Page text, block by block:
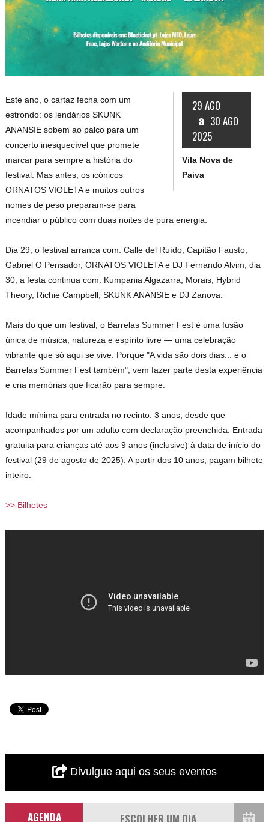
29 AGO
a 30 AGO
2025
Vila Nova de
Paiva
Este ano, o cartaz fecha com um
estrondo: os lendários SKUNK
ANANSIE sobem ao palco para um
concerto inesquecível que promete
marcar para sempre a história do
festival. Mas antes, os icónicos
ORNATOS VIOLETA e muitos outros
nomes de peso preparam-se para
incendiar o público com duas noites de pura energia.
Dia 29, o festival arranca com: Calle del Ruído, Capitão Fausto,
Gabriel O Pensador, ORNATOS VIOLETA e DJ Fernando Alvim; dia
30, a festa continua com: Kumpania Algazarra, Morais, Hybrid
Theory, Richie Campbell, SKUNK ANANSIE e DJ Zanova.
Mais do que um festival, o Barrelas Summer Fest é uma fusão
única de música, natureza e espírito livre — uma celebração
vibrante que só aqui se vive. Porque "A vida são dois dias... e o
Barrelas Summer Fest também", vem fazer parte desta experiência
e cria memórias que ficarão para sempre.
Idade mínima para entrada no recinto: 3 anos, desde que
acompanhados por um adulto com declaração preenchida. Entrada
gratuita para crianças até aos 9 anos (inclusive) à data de início do
festival (29 de agosto de 2025). A partir dos 10 anos, pagam bilhete
inteiro.
>> Bilhetes
Divulgue aqui os seus eventos
AGENDA